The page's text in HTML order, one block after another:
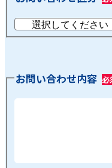
お問い合わせ内容